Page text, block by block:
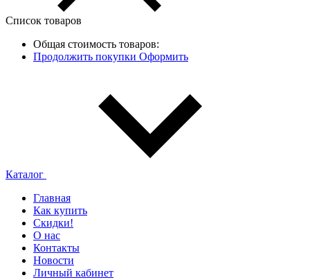
Список товаров
Общая стоимость товаров:
Продолжить покупки Оформить
Каталог
Главная
Как купить
Скидки!
О нас
Контакты
Новости
Личный кабинет